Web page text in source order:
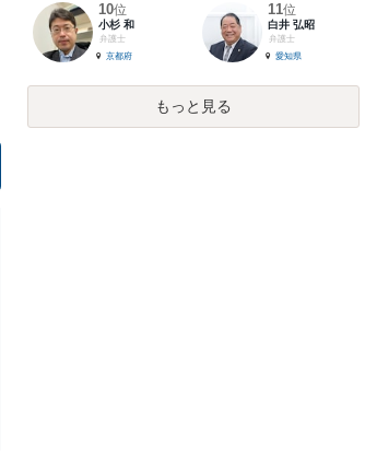
10位
小杉 和
弁護士
京都府
11位
白井 弘昭
弁護士
愛知県
もっと見る